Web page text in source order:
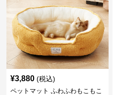
¥3,880 (税込)
ペットマット ふわふわもこもこ